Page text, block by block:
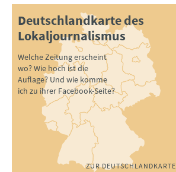
Deutschlandkarte des
Lokaljournalismus
Welche Zeitung erscheint
wo? Wie hoch ist die
Auflage? Und wie komme
ich zu ihrer Facebook-Seite?
ZUR DEUTSCHLANDKARTE